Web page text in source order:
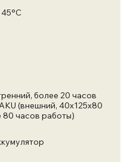
более 20 часов
(внешний, 40х125х80
80 часов работы)